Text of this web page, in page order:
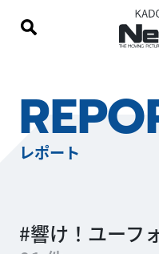
レポート
#響け！ユーフ